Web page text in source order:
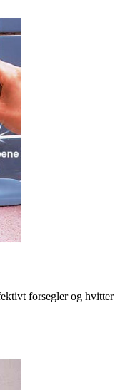
forsegler og hvitter